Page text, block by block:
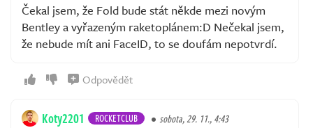
Čekal jsem, že Fold bude stát někde mezi novým
Bentley a vyřazeným raketoplánem:D Nečekal jsem,
že nebude mít ani FaceID, to se doufám nepotvrdí.
Odpovědět
Koty2201 ROCKETCLUB sobota, 29. 11., 4:43